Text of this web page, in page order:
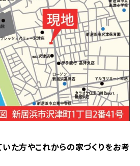
た方やこれからの家づくりをお考